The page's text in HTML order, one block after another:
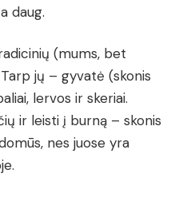
daug.
(mums, bet
jų – gyvatė (skonis
lervos ir skeriai.
ir leisti į burną – skonis
nes juose yra